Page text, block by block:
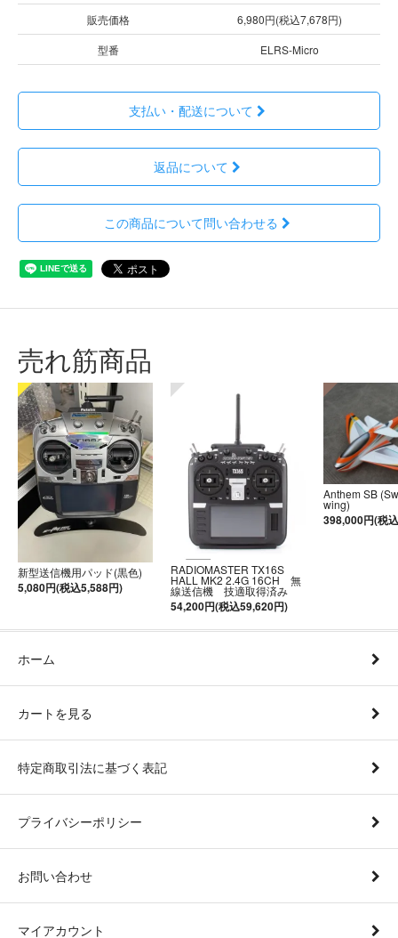
販売価格
6,980円(税込7,678円)
型番
ELRS-Micro
支払い・配送について
返品について
この商品について問い合わせる
売れ筋商品
新型送信機用パッド(黒色)
5,080円(税込5,588円)
RADIOMASTER TX16S
HALL MK2 2.4G 16CH 無
線送信機 技適取得済み
54,200円(税込59,620円)
Anthem SB
wing)
398,000円(税
ホーム
カートを見る
特定商取引法に基づく表記
プライバシーポリシー
お問い合わせ
マイアカウント